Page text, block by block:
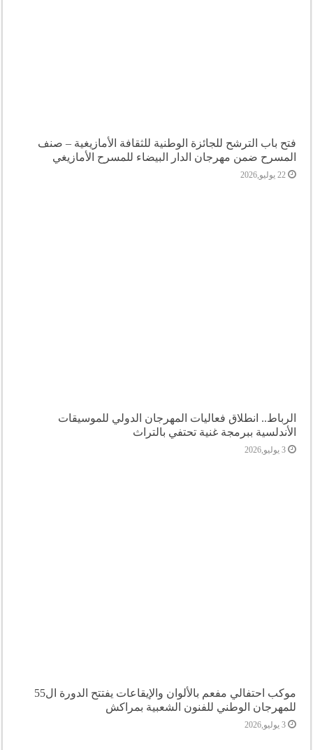
فتح باب الترشح للجائزة الوطنية للثقافة الأمازيغية – صنف
المسرح ضمن مهرجان الدار البيضاء للمسرح الأمازيغي
22 يوليو,2026
الرباط.. انطلاق فعاليات المهرجان الدولي للموسيقات
الأندلسية ببرمجة غنية تحتفي بالتراث
3 يوليو,2026
موكب احتفالي مفعم بالألوان والإيقاعات يفتتح الدورة ال55
للمهرجان الوطني للفنون الشعبية بمراكش
3 يوليو,2026